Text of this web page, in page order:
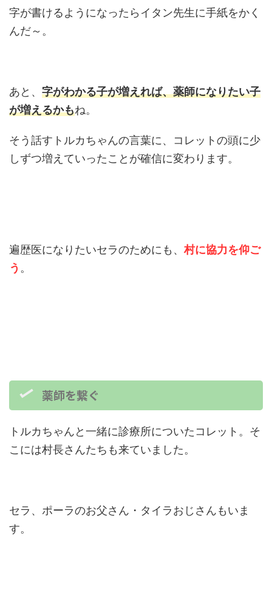
字が書けるようになったらイタン先生に手紙をかく
んだ～。
あと、 字がわかる子が増えれば、薬師になりたい子
が増えるかもね。
そう話すトルカちゃんの言葉に、コレットの頭に少
しずつ増えていったことが確信に変わります。
遍歴医になりたいセラのためにも、村に協力を仰ご
う 。
薬師を繋ぐ
トルカちゃんと一緒に診療所についたコレット。そ
こには村長さんたちも来ていました。
セラ、ポーラのお父さん・タイラおじさんもいま
す。